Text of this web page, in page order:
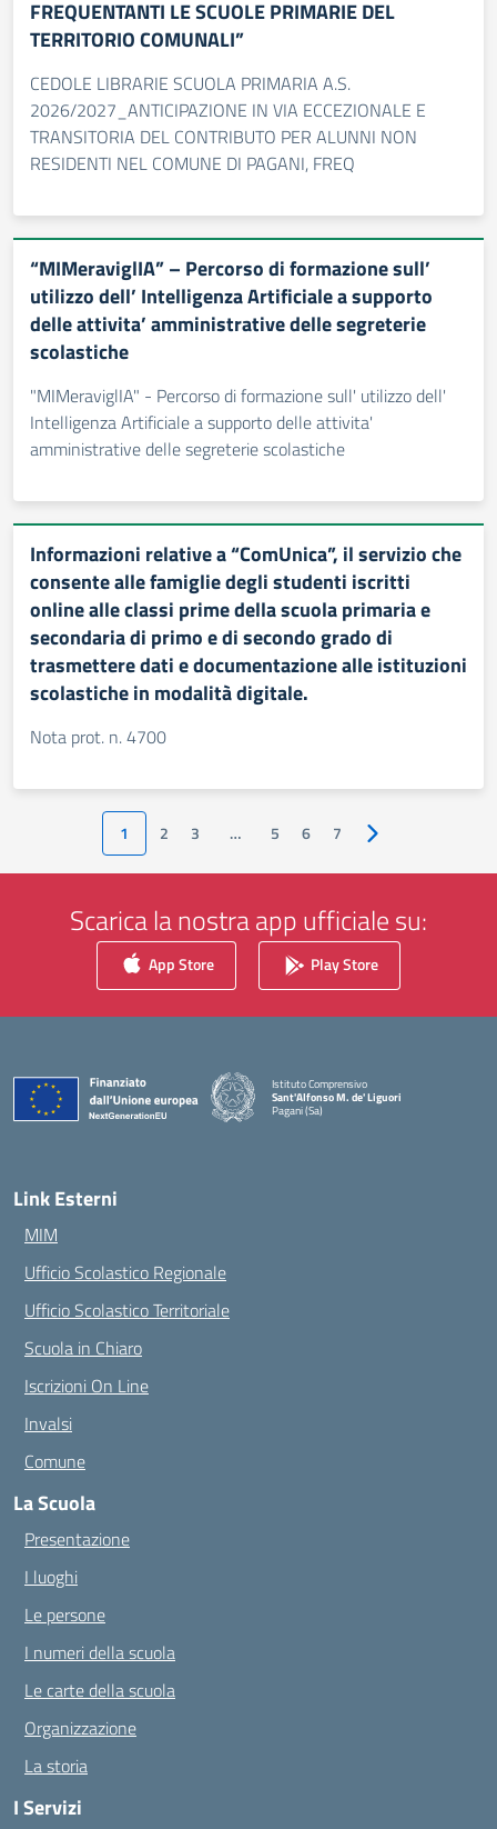
FREQUENTANTI LE SCUOLE PRIMARIE DEL
TERRITORIO COMUNALI”
CEDOLE LIBRARIE SCUOLA PRIMARIA A.S.
2026/2027_ANTICIPAZIONE IN VIA ECCEZIONALE E
TRANSITORIA DEL CONTRIBUTO PER ALUNNI NON
RESIDENTI NEL COMUNE DI PAGANI, FREQ
“MIMeraviglIA” – Percorso di formazione sull’
utilizzo dell’ Intelligenza Artificiale a supporto
delle attivita’ amministrative delle segreterie
scolastiche
"MIMeraviglIA" - Percorso di formazione sull' utilizzo dell'
Intelligenza Artificiale a supporto delle attivita'
amministrative delle segreterie scolastiche
Informazioni relative a “ComUnica”, il servizio che
consente alle famiglie degli studenti iscritti
online alle classi prime della scuola primaria e
secondaria di primo e di secondo grado di
trasmettere dati e documentazione alle istituzioni
scolastiche in modalità digitale.
Nota prot. n. 4700
1 2 3 … 5 6 7 Pagina successiva
Scarica la nostra app ufficiale su:
App Store Play Store
Istituto Comprensivo
Sant'Alfonso M. de' Liguori
Pagani (Sa)
— Visita la pagina iniziale della scuola
Link Esterni
MIM
Ufficio Scolastico Regionale
Ufficio Scolastico Territoriale
Scuola in Chiaro
Iscrizioni On Line
Invalsi
Comune
La Scuola
Presentazione
I luoghi
Le persone
I numeri della scuola
Le carte della scuola
Organizzazione
La storia
I Servizi